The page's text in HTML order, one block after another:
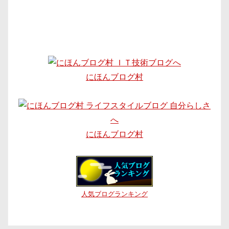
にほんブログ村
にほんブログ村
人気ブログランキング